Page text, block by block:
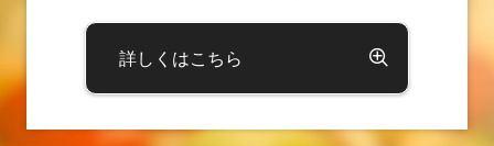
詳しくはこちら